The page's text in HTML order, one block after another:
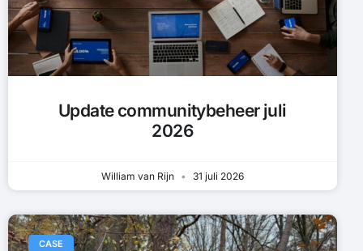
Update communitybeheer juli
2026
William van Rijn 31 juli 2026
CASE